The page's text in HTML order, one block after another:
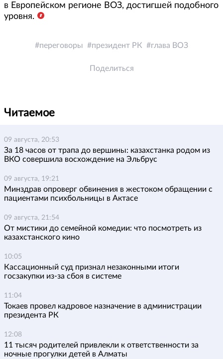
в Европейском регионе ВОЗ, достигшей подобного
уровня.
переговоры президент РК глава ВОЗ
Поделиться
Читаемое
09 августа, 20:53
За 18 часов от трапа до вершины: казахстанка родом из
ВКО совершила восхождение на Эльбрус
09 августа, 19:21
Минздрав опроверг обвинения в жестоком обращении с
пациентами психбольницы в Актасе
09 августа, 21:54
От мистики до семейной комедии: что посмотреть из
казахстанского кино
10:05
Кассационный суд признал незаконными итоги
госзакупки из-за сбоя в системе
11:04
Токаев провел кадровое назначение в администрации
президента РК
12:08
11 тысяч родителей привлекли к ответственности за
ночные прогулки детей в Алматы